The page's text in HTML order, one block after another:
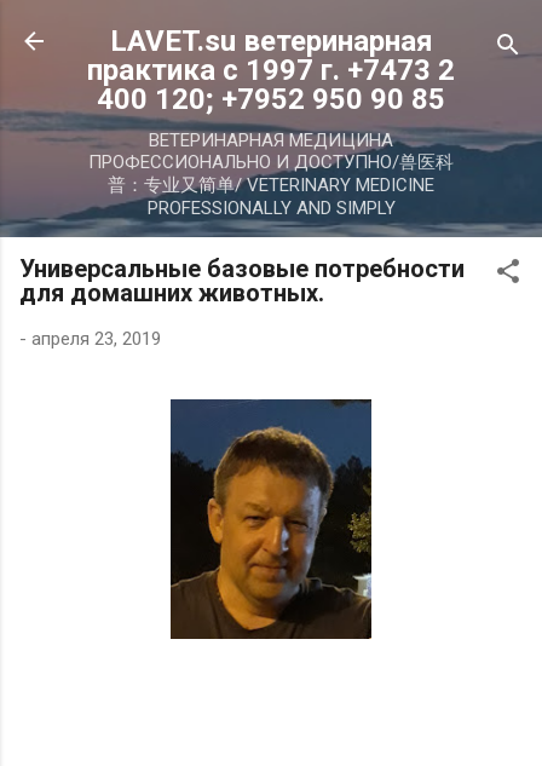
К основному контенту
LAVET.su ветеринарная
практика с 1997 г. +7473 2
400 120; +7952 950 90 85
ВЕТЕРИНАРНАЯ МЕДИЦИНА
ПРОФЕССИОНАЛЬНО И ДОСТУПНО/兽医科
普：专业又简单/ VETERINARY MEDICINE
PROFESSIONALLY AND SIMPLY
Универсальные базовые потребности
для домашних животных.
- апреля 23, 2019